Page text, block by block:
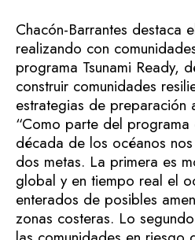
Chacón-Barrantes destaca
realizando con
programa Tsunami Ready,
construir comunidades
estrategias de preparación
“Como parte del programa
década de los océanos
dos metas. La primera es
global y en tiempo real el
enterados de posibles
zonas costeras. Lo